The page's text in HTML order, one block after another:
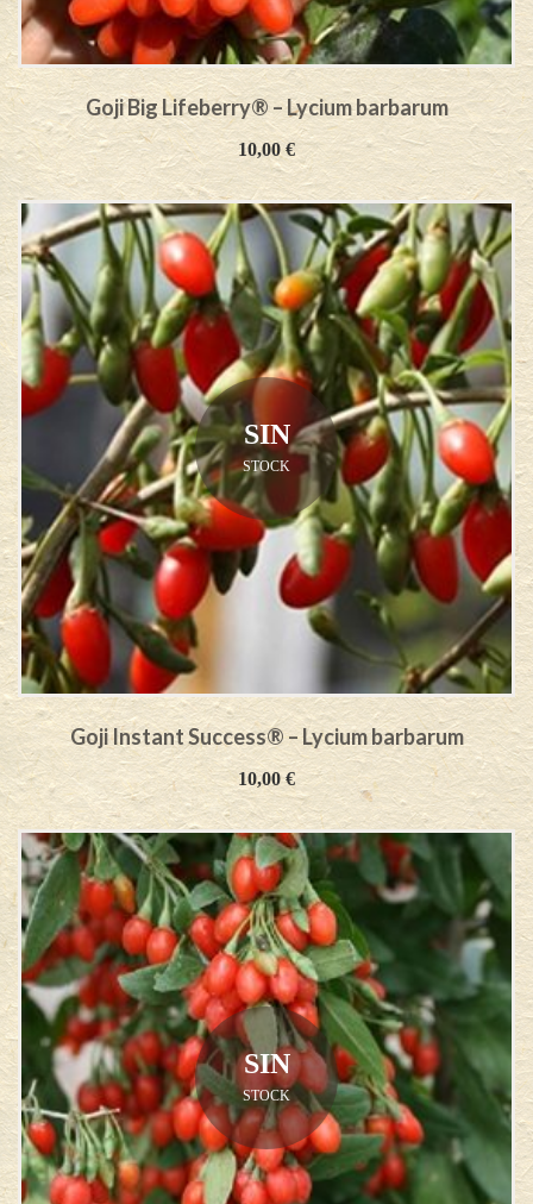
Goji Big Lifeberry® – Lycium barbarum
10,00 €
SIN
STOCK
Goji Instant Success® – Lycium barbarum
10,00€
SIN
STOCK